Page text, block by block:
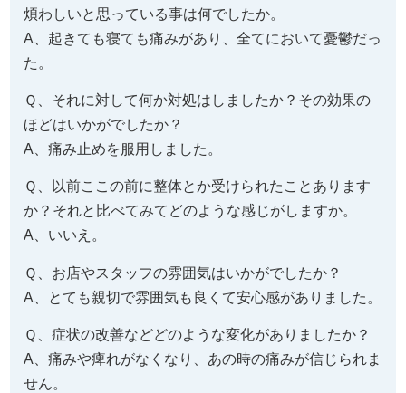
煩わしいと思っている事は何でしたか。
A、起きても寝ても痛みがあり、全てにおいて憂鬱だっ
た。
Ｑ、それに対して何か対処はしましたか？その効果の
ほどはいかがでしたか？
A、痛み止めを服用しました。
Ｑ、以前ここの前に整体とか受けられたことあります
か？それと比べてみてどのような感じがしますか。
A、いいえ。
Ｑ、お店やスタッフの雰囲気はいかがでしたか？
A、とても親切で雰囲気も良くて安心感がありました。
Ｑ、症状の改善などどのような変化がありましたか？
A、痛みや痺れがなくなり、あの時の痛みが信じられま
せん。